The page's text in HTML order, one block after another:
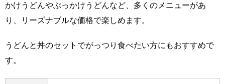
かけうどんやぶっかけうどんなど、多くのメニューがあ
り、リーズナブルな価格で楽しめます。
うどんと丼のセットでがっつり食べたい方にもおすすめで
す。